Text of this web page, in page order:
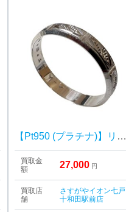
【Pt950 (プラチナ)】リング
買取金
額
27,000 円
買取店
舗
さすがやイオン七戸
十和田駅前店